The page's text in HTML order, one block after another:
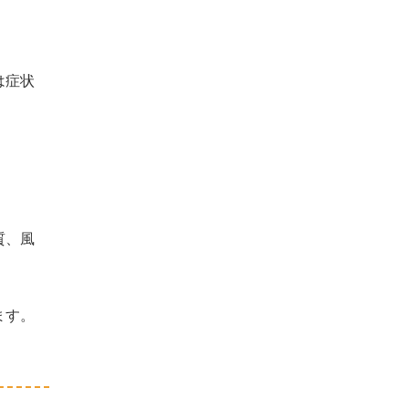
症状
、風
。